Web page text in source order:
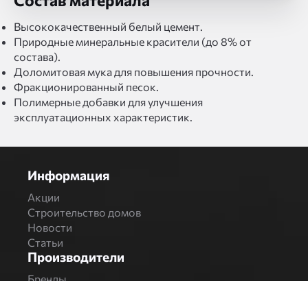
Высококачественный белый цемент.
Природные минеральные красители (до 8% от
состава).
Доломитовая мука для повышения прочности.
Фракционированный песок.
Полимерные добавки для улучшения
эксплуатационных характеристик.
Информация
Акции
Строительство домов
Новости
Статьи
Производители